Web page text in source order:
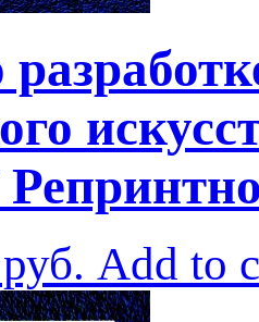
руб. Add to